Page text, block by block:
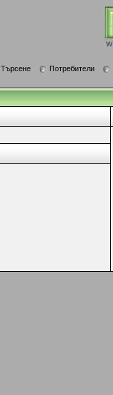
Търсене Потребители